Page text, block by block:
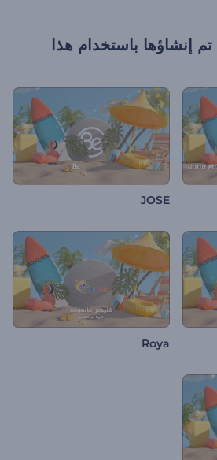
إنشاؤها باستخدام هذا
JOSE
Roya